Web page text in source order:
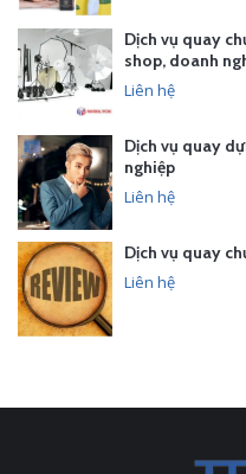
Dịch vụ quay
shop, doanh
Liên hệ
Dịch vụ quay
nghiệp
Liên hệ
Dịch vụ quay
Liên hệ